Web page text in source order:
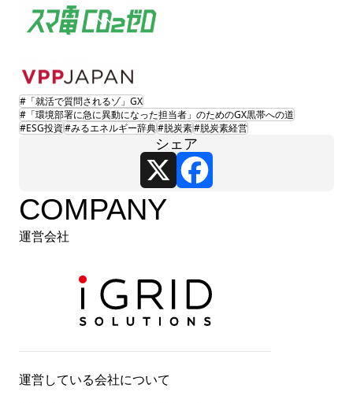
#「就活で質問されるゾ」GX
#「環境部署に急に異動になった担当者」のためのGX黒帯への道
#ESG投資#みるエネルギー辞典#脱炭素#脱炭素経営
シェア
X
COMPANY
運営会社
運営している会社について